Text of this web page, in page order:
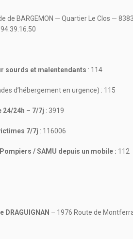
de BARGEMON — Quartier Le Clos —
sourds et malentendants : 114
d’hébergement en urgence) : 115
24/24h – 7/7j : 3919
7/7j : 116006
/ SAMU depuis un mobile : 112
– 1976 Route de